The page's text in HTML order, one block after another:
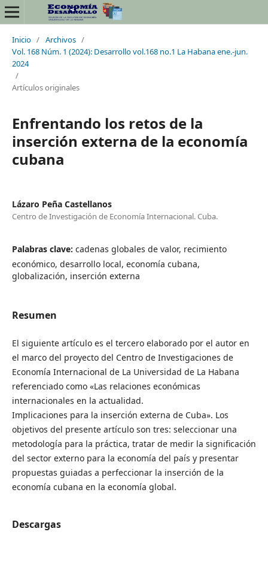
Inicio / Archivos /
Vol. 168 Núm. 1 (2024): Desarrollo vol.168 no.1 La Habana ene.-jun.
2024
/
Artículos originales
Enfrentando los retos de la
inserción externa de la economía
cubana
Lázaro Peña Castellanos
Centro de Investigación de Economía Internacional. Cuba.
Palabras clave: cadenas globales de valor, recimiento
económico, desarrollo local, economía cubana,
globalización, inserción externa
Resumen
El siguiente artículo es el tercero elaborado por el autor en
el marco del proyecto del Centro de Investigaciones de
Economía Internacional de La Universidad de La Habana
referenciado como «Las relaciones económicas
internacionales en la actualidad.
Implicaciones para la inserción externa de Cuba». Los
objetivos del presente artículo son tres: seleccionar una
metodología para la práctica, tratar de medir la significación
del sector externo para la economía del país y presentar
propuestas guiadas a perfeccionar la inserción de la
economía cubana en la economía global.
Descargas